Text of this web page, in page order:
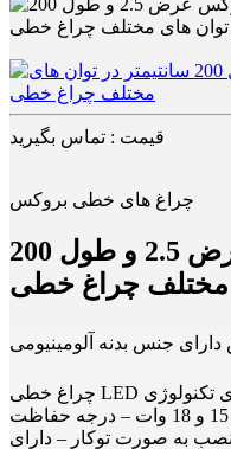
قیمت : تماس بگیرید
چراغ های خطی بروکس
لاین نوری بروکس عرض 2.5 و طول 200
مختلف چراغ خطی
جنس بدنه آلومینیومی
چراغ خطی LED بروکس – چراغ دارای تکنولوژی LED با توان های
9، 12، 15 و 18 وات – درجه حفاظت IP44 – طول عمر بالا تا 35000
50 میلیمتر – نصب به صورت توکار – دارای